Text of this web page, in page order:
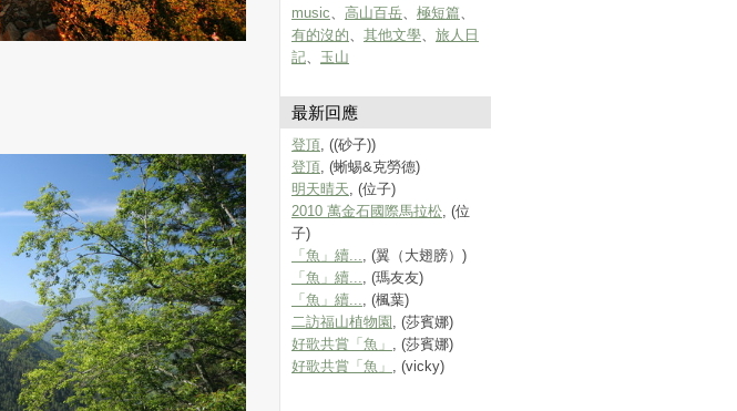
music、 高山百岳、 極短篇、
有的沒的、 其他文學、 旅人日
記、 玉山
最新回應
登頂, ((砂子))
登頂, (蜥蜴&克勞德)
明天晴天, (位子)
2010 萬金石國際馬拉松, (位
子)
「魚」續..., (翼（大翅膀）)
「魚」續..., (瑪友友)
「魚」續..., (楓葉)
二訪福山植物園 , (莎賓娜)
好歌共賞「魚」 , (莎賓娜)
好歌共賞「魚」 , (vicky)